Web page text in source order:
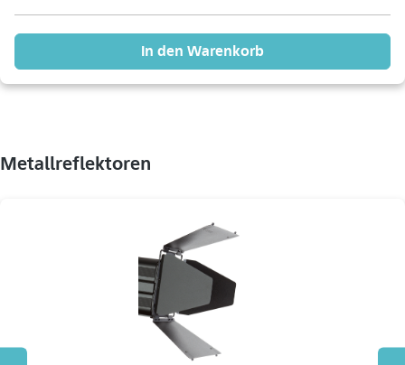
In den Warenkorb
Metallreflektoren